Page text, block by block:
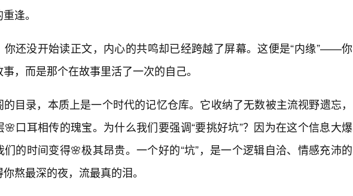
逢。
你还没开始读正文，内心的共鸣却已经跨越了屏幕。这便是“内缘”——你
，而是那个在故事里活了一次的自己。
的目录，本质上是一个时代的记忆仓库。它收纳了无数被主流视野遗忘，
🌸口耳相传的瑰宝。为什么我们要强调“要挑好坑”？因为在这个信息大爆
的时间变得🌸极其昂贵。一个好的“坑”，是一个逻辑自洽、情感充沛的
熬最深的夜，流最真的泪。